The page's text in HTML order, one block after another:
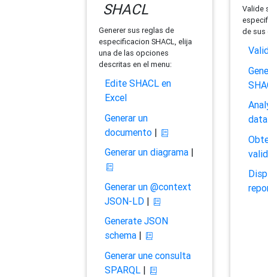
SHACL
Generer sus reglas de
especificacion SHACL, elija
una de las opciones
descritas en el menu:
Edite SHACL en
Excel
Generar un
documento|
Generar un diagrama|
Generar un @context
JSON-LD|
Generate JSON
schema|
Generar une consulta
SPARQL|
Valide
de sus